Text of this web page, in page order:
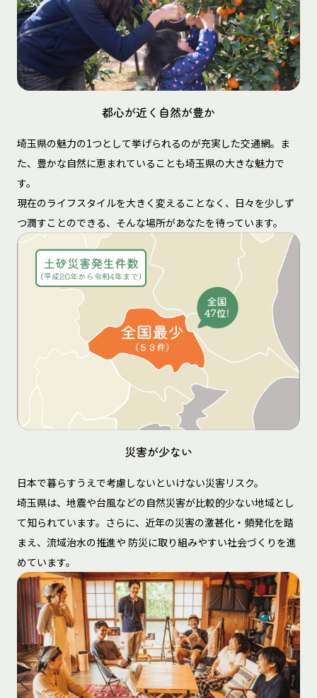
都心が近く自然が豊か
埼玉県の魅力の1つとして挙げられるのが充実した交通網。ま
た、豊かな自然に恵まれていることも埼玉県の大きな魅力で
す。
現在のライフスタイルを大きく変えることなく、日々を少しず
つ潤すことのできる、そんな場所があなたを待っています。
災害が少ない
日本で暮らすうえで考慮しないといけない災害リスク。
埼玉県は、地震や台風などの自然災害が比較的少ない地域とし
て知られています。さらに、近年の災害の激甚化・頻発化を踏
まえ、流域治水の推進や 防災に取り組みやすい社会づくりを進
めています。